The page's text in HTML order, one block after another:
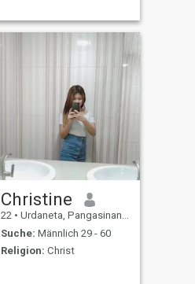
Christine
22 • Urdaneta, Pangasinan, Philippinen
Suche: Männlich 29 - 60
Religion: Christ